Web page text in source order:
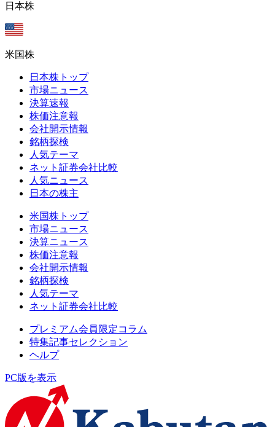
日本株
米国株
日本株トップ
市場ニュース
決算速報
株価注意報
会社開示情報
銘柄探検
人気テーマ
ネット証券会社比較
人気ニュース
日本の株主
米国株トップ
市場ニュース
決算ニュース
株価注意報
会社開示情報
銘柄探検
人気テーマ
ネット証券会社比較
プレミアム会員限定コラム
特集記事セレクション
ヘルプ
PC版を表示